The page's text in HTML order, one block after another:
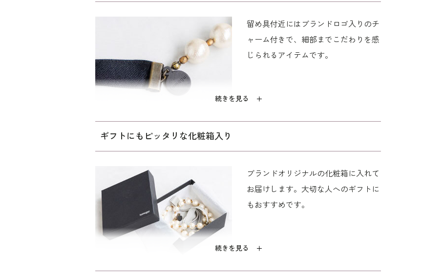
続きを見る
留め具付近にはブランドロゴ入りのチ
ャーム付きで、細部までこだわりを感
じられるアイテムです。
ギフトにもピッタリな化粧箱入り
続きを見る
ブランドオリジナルの化粧箱に入れて
お届けします。大切な人へのギフトに
もおすすめです。